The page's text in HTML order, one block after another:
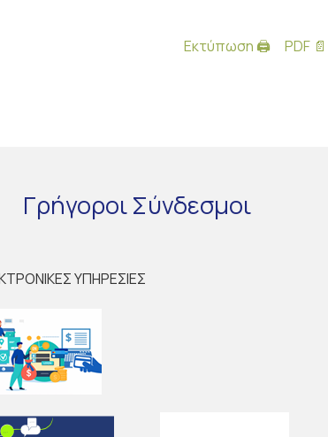
Εκτύπωση 🖨
PDF 📄
ΓρήγοροιΣύνδεσμοι
ΥΠΗΡΕΣΙΕΣ